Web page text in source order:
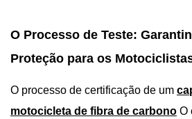
O Processo de Teste:
Proteção para os
O processo de certificação de um
motocicleta de fibra de carbono O